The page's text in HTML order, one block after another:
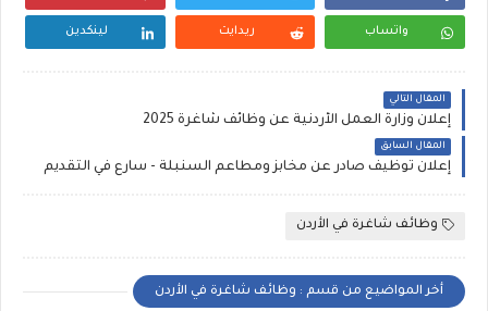
واتساب ريدايت لينكدين
المقال التالي
إعلان وزارة العمل الأردنية عن وظائف شاغرة 2025
المقال السابق
إعلان توظيف صادر عن مخابز ومطاعم السنبلة - سارع في التقديم
وظائف شاغرة في الأردن
أخر المواضيع من قسم : وظائف شاغرة في الأردن